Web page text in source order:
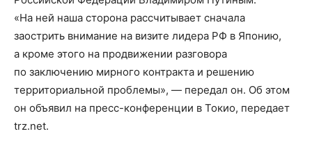
«На ней наша сторона рассчитывает сначала
заострить внимание на визите лидера РФ в Японию,
а кроме этого на продвижении разговора
по заключению мирного контракта и решению
территориальной проблемы», — передал он. Об этом
он объявил на пресс-конференции в Токио, передает
trz.net.